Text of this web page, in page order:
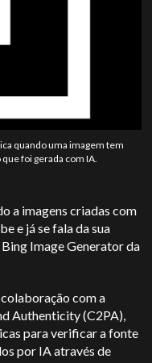
quando uma imagem tem
foi gerada com IA.
a imagens criadas com
e já se fala da sua
Image Generator da
com a
Authenticity (C2PA),
para verificar a fonte
por IA através de